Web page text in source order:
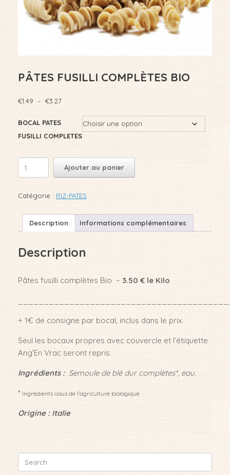
PÂTES FUSILLI COMPLÈTES BIO
€1.49 – €3.27Plage
à
BOCAL PATES
FUSILLI COMPLETES
COMPLÈTES
Ajouter au panier
Catégorie : RIZ-PATES
Description Informations complémentaires
Description
Pâtes fusilli complètes Bio – 3.50 € le Kilo
+ 1€ de consigne par bocal, inclus dans le prix.
Seul les bocaux propres avec couvercle et l’étiquette
Ang’En Vrac seront repris.
Ingrédients : Semoule de blé dur complètes*, eau.
* Ingrédients issus de l’agriculture biologique
Origine : Italie
for: